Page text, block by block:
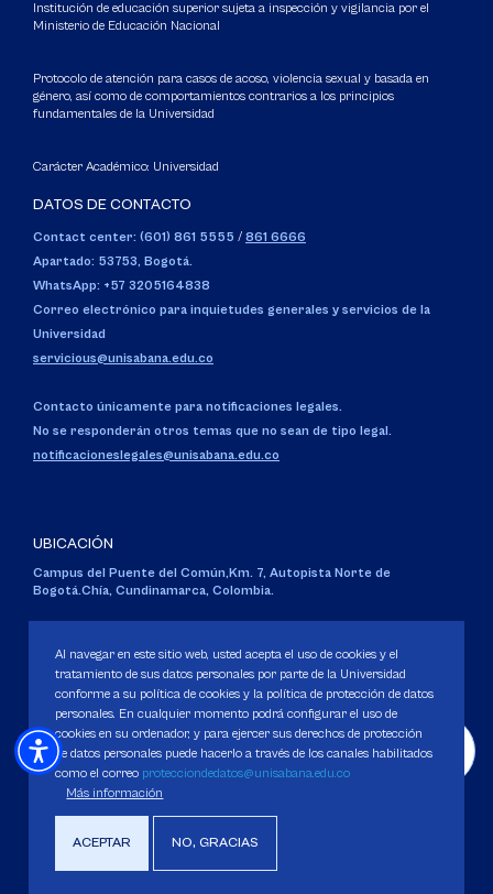
Institución de educación superior sujeta a inspección y vigilancia por el
Ministerio de Educación Nacional
Protocolo de atención para casos de acoso, violencia sexual y basada en
género, así como de comportamientos contrarios a los principios
fundamentales de la Universidad
Carácter Académico: Universidad
DATOS DE CONTACTO
Contact center: (601) 861 5555 / 861 6666
Apartado: 53753, Bogotá.
WhatsApp: +57 3205164838
Correo electrónico para inquietudes generales y servicios de la
Universidad
servicious@unisabana.edu.co
Contacto únicamente para notificaciones legales.
No se responderán otros temas que no sean de tipo legal.
notificacioneslegales@unisabana.edu.co
UBICACIÓN
Campus del Puente del Común,Km. 7, Autopista Norte de
Bogotá.Chía, Cundinamarca, Colombia.
Personería Jurídica:Resolución 130 del 14 de enero de 1980.
Ministerio de Educación Nacional.
Política de Protección de datos
Derechos Pecuniarios
Al navegar en este sitio web, usted acepta el uso de cookies y el
tratamiento de sus datos personales por parte de la Universidad
conforme a su política de cookies y la política de protección de datos
personales. En cualquier momento podrá configurar el uso de
cookies en su ordenador, y para ejercer sus derechos de protección
de datos personales puede hacerlo a través de los canales habilitados
como el correo protecciondedatos@unisabana.edu.co
Más información
ACEPTAR NO, GRACIAS